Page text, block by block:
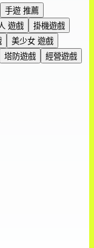
手遊 推薦
遊戲
掛機遊戲
美少女 遊戲
塔防遊戲
經營遊戲